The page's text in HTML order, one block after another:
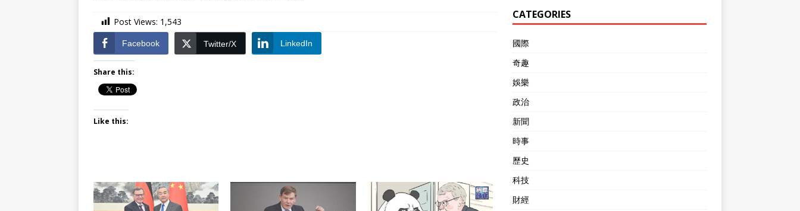
Post Views: 1,543
Facebook Twitter/X LinkedIn
Share this:
Like this:
CATEGORIES
國際
奇趣
娛樂
政治
新聞
時事
歷史
科技
財經